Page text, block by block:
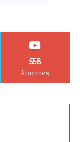
558
Abonnés